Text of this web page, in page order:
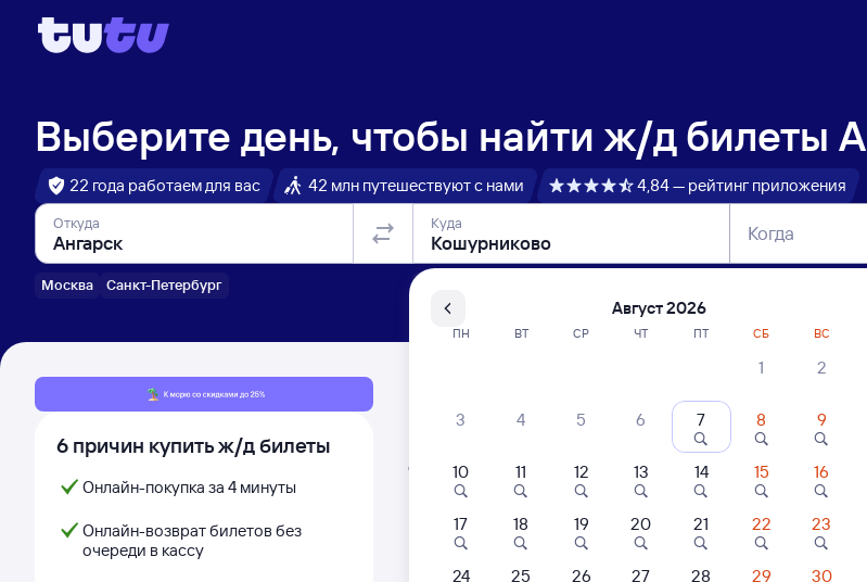
Выберите день, чтобы найти ж/д билеты
22 года работаем для вас 42 млн путешествуют с нами 4,84 — рейтинг приложения
Откуда
Москва Санкт-Петербург
Куда Когда
6 причин купить ж/д билеты
Онлайн-покупка за 4 минуты
Онлайн-возврат билетов без
очереди в кассу
Расписание поездов Ангарск —
Расписание поездов Кошурниково — Ангарск
Открыта продажа билетов на 4 ноября. Отправление и прибытие по
137И Проходящий
Август 2026
ПН ВТ СР ЧТ ПТ СБ ВС
1 2
3 4 5 6 7 8 9
10 11 12 13 14 15 16
17 18 19 20 21 22 23
24 25 26 27 28 29 30